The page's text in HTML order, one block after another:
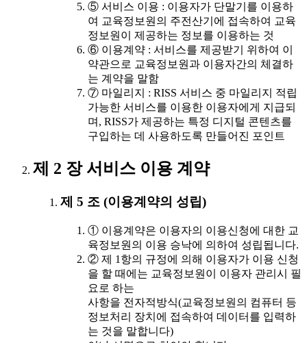
⑤ 서비스 이용 : 이용자가 단말기를 이용하
여 교육정보원의 주전산기에 접속하여 교육
정보원이 제공하는 정보를 이용하는 것
⑥ 이용계약 : 서비스를 제공받기 위하여 이
약관으로 교육정보원과 이용자간의 체결하
는 계약을 말함
⑦ 마일리지 : RISS 서비스 중 마일리지 적립
가능한 서비스를 이용한 이용자에게 지급되
며, RISS가 제공하는 특정 디지털 콘텐츠를
구입하는 데 사용하도록 만들어진 포인트
제 2 장 서비스 이용 계약
제 5 조 (이용계약의 성립)
① 이용계약은 이용자의 이용신청에 대한 교
육정보원의 이용 승낙에 의하여 성립됩니다.
② 제 1항의 규정에 의해 이용자가 이용 신청
을 할 때에는 교육정보원이 이용자 관리시 필
요로 하는
사항을 전자적방식(교육정보원의 컴퓨터 등
정보처리 장치에 접속하여 데이터를 입력하
는 것을 말합니다)